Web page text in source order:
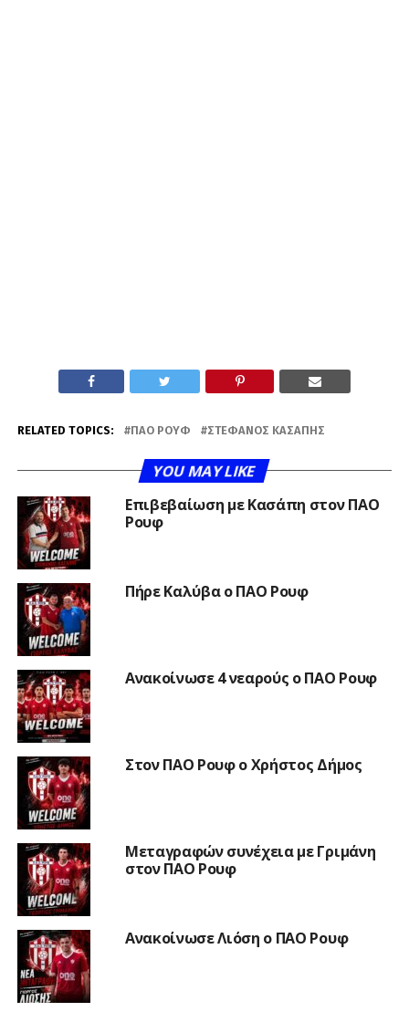
RELATED TOPICS: ΠΑΟ ΡΟΥΦ ΣΤΈΦΑΝΟΣ ΚΑΣΆΠΗΣ
YOU MAY LIKE
Επιβεβαίωση με Κασάπη στον ΠΑΟ
Ρουφ
Πήρε Καλύβα ο ΠΑΟ Ρουφ
Ανακοίνωσε 4 νεαρούς ο ΠΑΟ Ρουφ
Στον ΠΑΟ Ρουφ ο Χρήστος Δήμος
Μεταγραφών συνέχεια με Γριμάνη
στον ΠΑΟ Ρουφ
Ανακοίνωσε Λιόση ο ΠΑΟ Ρουφ